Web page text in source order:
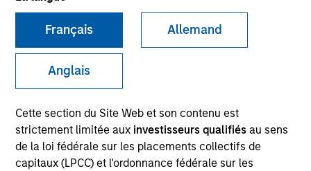
Français Allemand
Anglais
Cette section du Site Web et son contenu est
strictement limitée aux investisseurs qualifiésau sens
de la loi fédérale sur les placements collectifs de
capitaux (LPCC) et l'ordonnance fédérale sur les